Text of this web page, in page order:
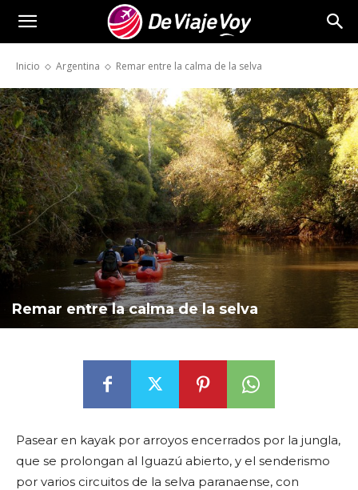
Viaje
Voy
Inicio Argentina Remar entre la calma de la selva
Remar entre la calma de la selva
Pasear en kayak por arroyos encerrados por la jungla,
que se prolongan al Iguazú abierto, y el senderismo
por varios circuitos de la selva paranaense, con